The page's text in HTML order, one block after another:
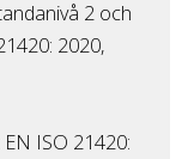
2 och
2020,
ISO 21420: